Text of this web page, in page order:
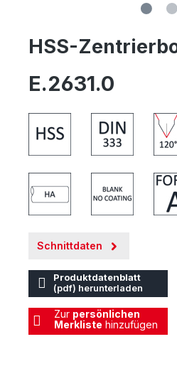
HSS-
E.2631.0
Schnittdaten
Produktdatenblatt
(pdf) herunterladen
Zur persönlichen
Merkliste hinzufügen